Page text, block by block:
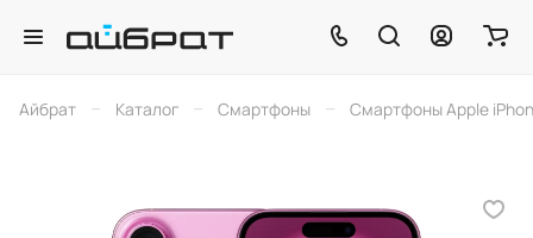
Айбрат – Каталог – Смартфоны – Смартфоны Apple